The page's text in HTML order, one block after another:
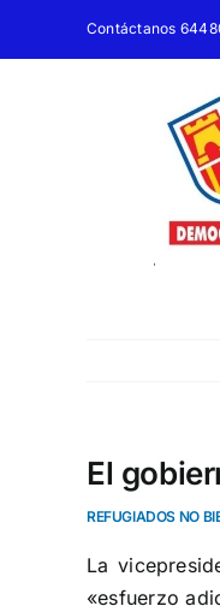
Contáctanos
El
REFUGIADOS NO
La
«esfuerzo